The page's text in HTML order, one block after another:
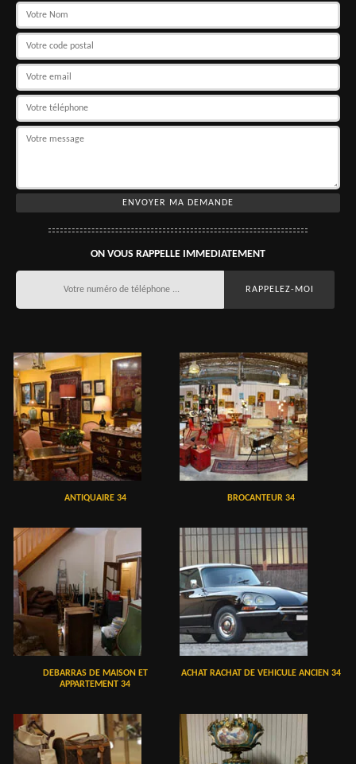
ON VOUS RAPPELLE IMMEDIATEMENT
ANTIQUAIRE 34 BROCANTEUR 34
DEBARRAS DE MAISON ET
APPARTEMENT 34
ACHAT RACHAT DE VEHICULE ANCIEN 34